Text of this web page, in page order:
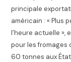
principale
américain :« Plus
l’heure actuelle »,
pour les fromages
60 tonnes aux